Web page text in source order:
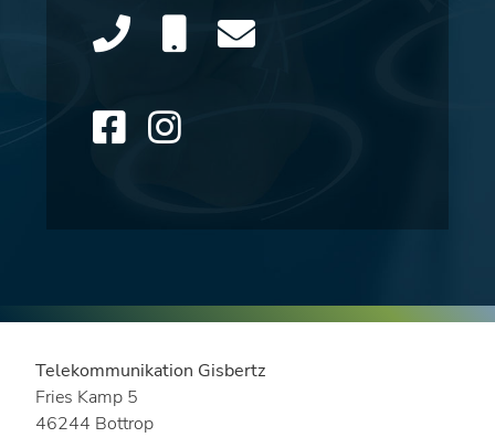
Telekommunikation Gisbertz
Fries Kamp 5
46244 Bottrop